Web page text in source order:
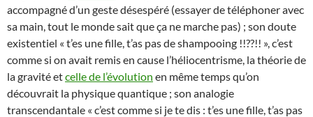
accompagné d’un geste désespéré (essayer de téléphoner avec
sa main, tout le monde sait que ça ne marche pas) ; son doute
existentiel « t’es une fille, t’as pas de shampooing !!??!! », c’est
comme si on avait remis en cause l’héliocentrisme, la théorie de
la gravité etcelle de l’évolution en même temps qu’on
découvrait la physique quantique ; son analogie
transcendantale « c’est comme si je te dis : t’es une fille, t’as pas